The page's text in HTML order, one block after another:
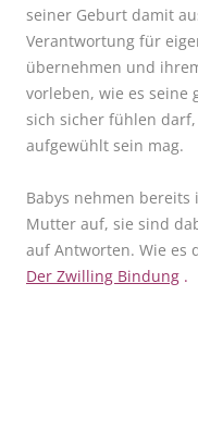
seiner Geburt damit
Verantwortung für
übernehmen und
vorleben, wie es seine
sich sicher fühlen
aufgewühlt sein mag.
Babys nehmen
Mutter auf, sie sind
auf Antworten. Wie es
Der Zwilling Bindung .